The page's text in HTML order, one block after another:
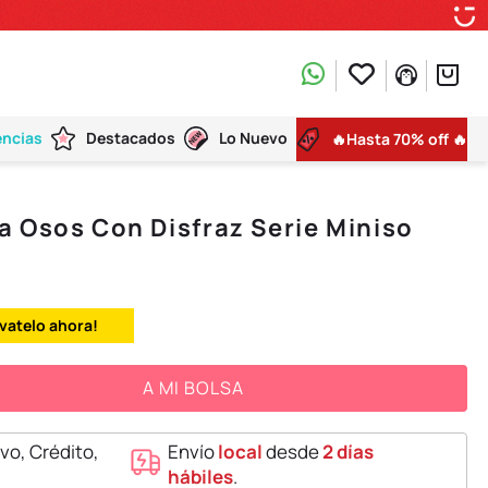
Destacados Lo Nuevo 🔥Hasta 70% off 🔥
Osos Con Disfraz Serie Miniso
ahora!
A MI BOLSA
Crédito,
Envíolocaldesde2 días
hábiles.